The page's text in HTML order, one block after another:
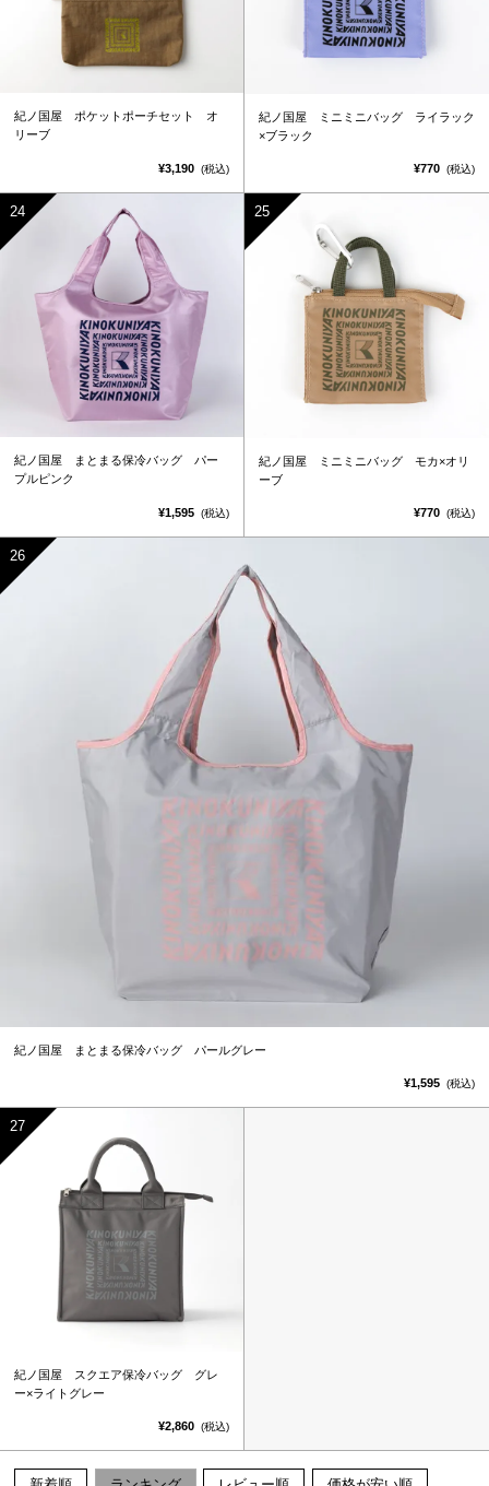
紀ノ国屋 ポケットポーチセット オ
リーブ
¥3,190 (税込)
紀ノ国屋 ミニミニバッグ ライラック
×ブラック
¥770 (税込)
紀ノ国屋 まとまる保冷バッグ パー
プルピンク
¥1,595 (税込)
紀ノ国屋 ミニミニバッグ モカ×オリ
ーブ
¥770 (税込)
紀ノ国屋 まとまる保冷バッグ パールグレー
¥1,595 (税込)
紀ノ国屋 スクエア保冷バッグ グレ
ー×ライトグレー
¥2,860 (税込)